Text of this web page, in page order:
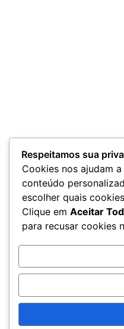
Respeitamos sua
Cookies nos ajudam
conteúdo
escolher quais
Clique em Aceitar
para recusar cookies